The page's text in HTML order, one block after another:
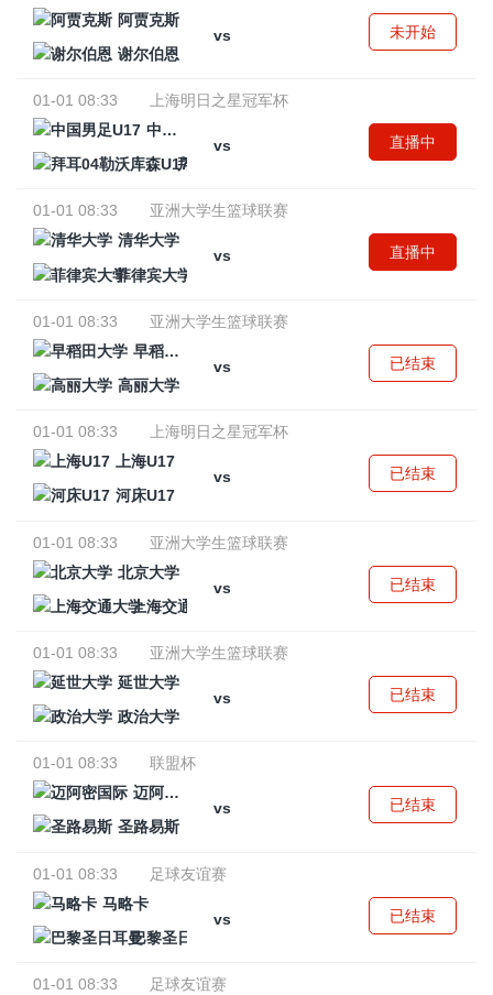
阿贾克斯
vs
谢尔伯恩
未开始
01-01 08:33
上海明日之星冠军杯
中国男足U17
vs
拜耳04勒沃库森U17
直播中
01-01 08:33
亚洲大学生篮球联赛
清华大学
vs
菲律宾大学
直播中
01-01 08:33
亚洲大学生篮球联赛
早稻田大学
vs
高丽大学
已结束
01-01 08:33
上海明日之星冠军杯
上海U17
vs
河床U17
已结束
01-01 08:33
亚洲大学生篮球联赛
北京大学
vs
上海交通大学
已结束
01-01 08:33
亚洲大学生篮球联赛
延世大学
vs
政治大学
已结束
01-01 08:33
联盟杯
迈阿密国际
vs
圣路易斯
已结束
01-01 08:33
足球友谊赛
马略卡
vs
巴黎圣日耳曼
已结束
01-01 08:33
足球友谊赛